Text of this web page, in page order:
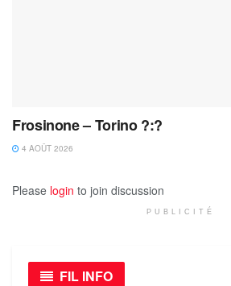
Frosinone – Torino ?:?
4 AOÛT 2026
Please login to join discussion
PUBLICITÉ
FIL INFO